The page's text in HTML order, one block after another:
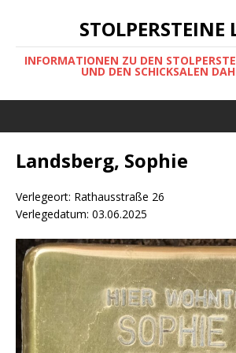
STOLPERSTEINE
INFORMATIONEN ZU DEN
UND DEN SCHICKSALEN
Landsberg, Sophie
Verlegeort: Rathausstraße 26
Verlegedatum: 03.06.2025